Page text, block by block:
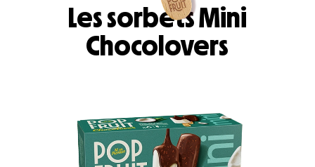
Les sorbets Mini
Chocolovers